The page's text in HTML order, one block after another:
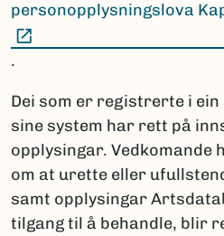
personopplysningslova
.
Dei som er registrerte i
sine system har rett på
opplysingar. Vedkomande
om at urette eller
samt opplysingar
tilgang til å behandle, blir